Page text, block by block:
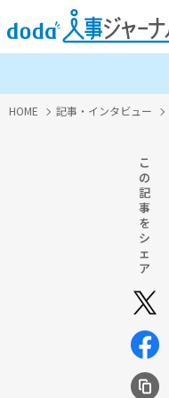
HOME 記事・インタビュー
こ
の
記
事
を
シ
ェ
ア